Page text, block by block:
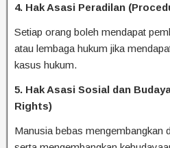
4. Hak Asasi Peradilan
Setiap orang boleh mendapat
atau lembaga hukum jika
kasus hukum.
5. Hak Asasi Sosial dan
Rights)
Manusia bebas mengembangkan